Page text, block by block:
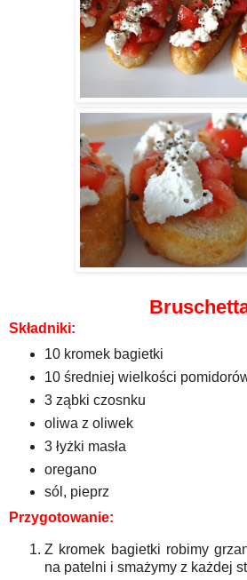
Składniki:
10 kromek bagietki
10 średniej wielkości
3 ząbki czosnku
oliwa z oliwek
3 łyżki masła
oregano
sól, pieprz
Przygotowanie:
Z kromek bagietki robimy
na patelni i smażymy z każdej